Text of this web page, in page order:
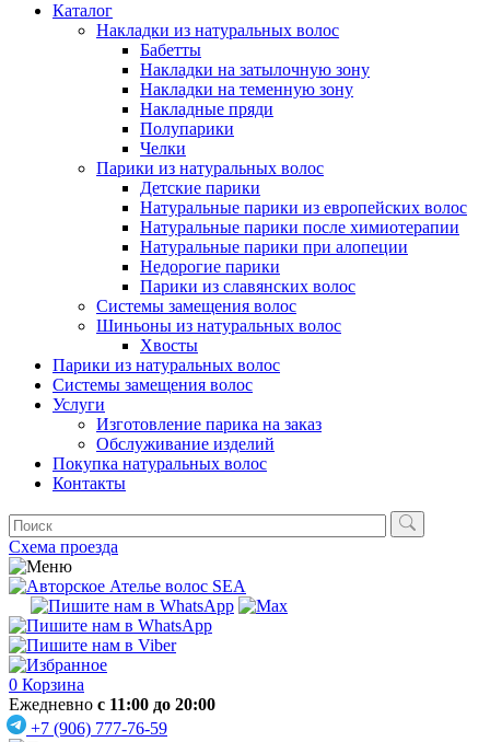
Каталог
Накладки из натуральных волос
Бабетты
Накладки на затылочную зону
Накладки на теменную зону
Накладные пряди
Полупарики
Челки
Парики из натуральных волос
Детские парики
Натуральные парики из европейских волос
Натуральные парики после химиотерапии
Натуральные парики при алопеции
Недорогие парики
Парики из славянских волос
Системы замещения волос
Шиньоны из натуральных волос
Хвосты
Парики из натуральных волос
Системы замещения волос
Услуги
Изготовление парика на заказ
Обслуживание изделий
Покупка натуральных волос
Контакты
Схема проезда
0 Корзина
Ежедневно с 11:00 до 20:00
+7 (906) 777-76-59